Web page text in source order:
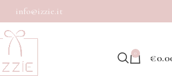
info@izzie.it
0 €